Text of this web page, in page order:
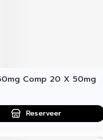
Comp 20 X 50mg
Reserveer